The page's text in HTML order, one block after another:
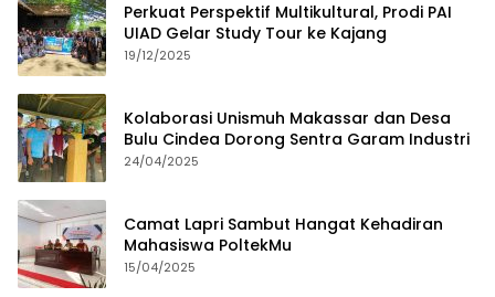
Perkuat Perspektif Multikultural, Prodi PAI
UIAD Gelar Study Tour ke Kajang
19/12/2025
Kolaborasi Unismuh Makassar dan Desa
Bulu Cindea Dorong Sentra Garam Industri
24/04/2025
Camat Lapri Sambut Hangat Kehadiran
Mahasiswa PoltekMu
15/04/2025